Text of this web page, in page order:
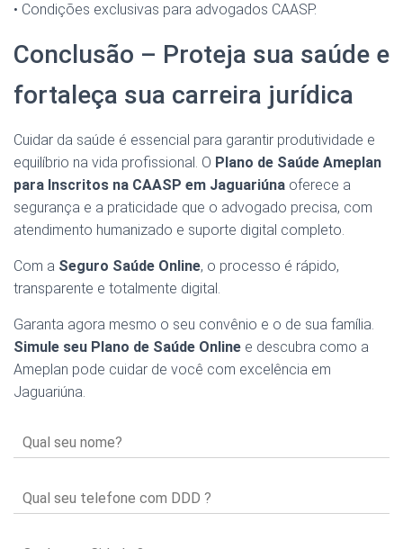
• Condições exclusivas para advogados CAASP.
Conclusão – Proteja sua saúde e
fortaleça sua carreira jurídica
Cuidar da saúde é essencial para garantir produtividade e
equilíbrio na vida profissional. O Plano de Saúde Ameplan
para Inscritos na CAASP em Jaguariúna oferece a
segurança e a praticidade que o advogado precisa, com
atendimento humanizado e suporte digital completo.
Com a Seguro Saúde Online, o processo é rápido,
transparente e totalmente digital.
Garanta agora mesmo o seu convênio e o de sua família.
Simule seu Plano de Saúde Online e descubra como a
Ameplan pode cuidar de você com excelência em
Jaguariúna.